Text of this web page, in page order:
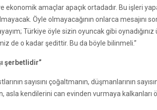
amaçlar apaçık ortadadır. Bu işleri
Öyle olmayacağının onlarca mesajını
Türkiye öyle sizin oyuncak gibi
de o kadar şedittir. Bu da böyle bilinmeli.”
şerbetlidir”
sayısını çoğaltmanın, düşmanlarının
asla kendilerini can evinden vurmaya kalkanları